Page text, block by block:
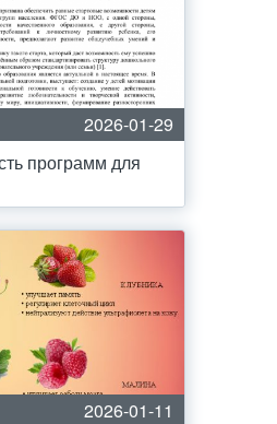
2026-01-29
программ для
2026-01-11